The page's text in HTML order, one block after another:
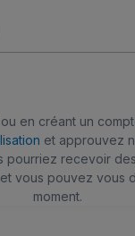
en créant un
et approuvez
pourriez recevoir
vous pouvez vous
moment.